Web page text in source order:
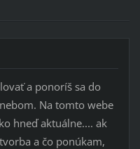
a ponoríš sa do
Na tomto webe
hneď aktuálne.... ak
a čo ponúkam,